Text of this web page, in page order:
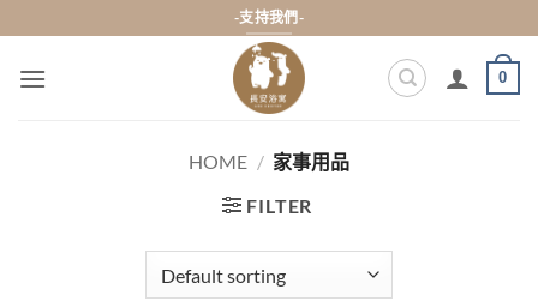
to
content
-支持我們-
0
HOME / 家事用品
FILTER